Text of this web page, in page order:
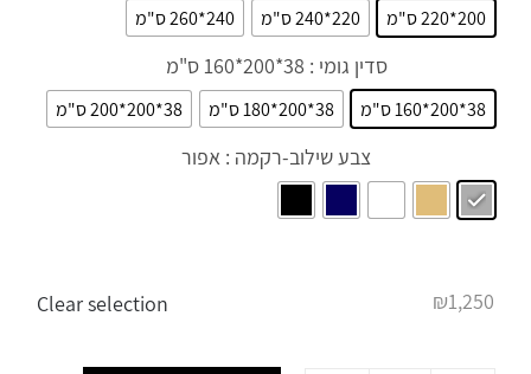
200*220 ס"מ 220*240 ס"מ 240*260 ס"מ
סדין גומי : 38*200*160 ס"מ
38*200*160 ס"מ 38*200*180 ס"מ 38*200*200 ס"מ
צבע שילוב-רקמה : אפור
₪1,250
Clear selection